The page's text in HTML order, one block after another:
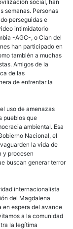
social, han
semanas. Personas
perseguidas e
intimidatorio
-AGC-, o Clan del
han participado en
también a muchas
Amigos de la
de las
de enfrentar la
uso de amenazas
pueblos que
ambiental. Esa
Nacional, el
la vida de
y procesen
buscan generar terror
internacionalista
del Magdalena
en espera del avance
a la comunidad
la legítima